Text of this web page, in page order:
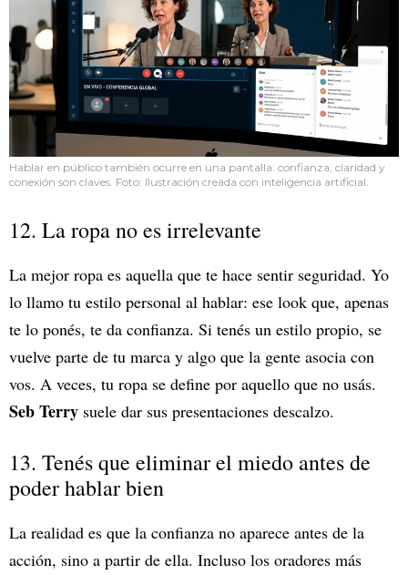
Hablar en público también ocurre en una pantalla: confianza, claridad y
conexión son claves. Foto: Ilustración creada con inteligencia artificial.
12. La ropa no es irrelevante
La mejor ropa es aquella que te hace sentir seguridad. Yo
lo llamo tu estilo personal al hablar: ese look que, apenas
te lo ponés, te da confianza. Si tenés un estilo propio, se
vuelve parte de tu marca y algo que la gente asocia con
vos. A veces, tu ropa se define por aquello que no usás.
Seb Terry suele dar sus presentaciones descalzo.
13. Tenés que eliminar el miedo antes de
poder hablar bien
La realidad es que la confianza no aparece antes de la
acción, sino a partir de ella. Incluso los oradores más